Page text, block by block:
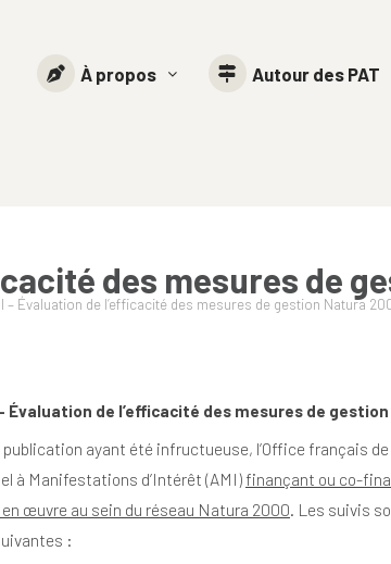
À propos Autour des PAT
des mesures de
– Évaluation de l’efficacité des mesures de gestion Natura
Évaluation de l’efficacité des mesures de gestion
ayant été infructueuse, l’Office français
à Manifestations d’Intérêt (AMI) finançant ou co-
œuvre au sein du réseau Natura 2000. Les suivis
: